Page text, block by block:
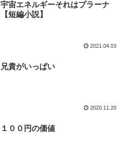
宇宙エネルギーそれはプラーナ
【短編小説】
2021.04.03
兄貴がいっぱい
2020.11.20
１００円の価値